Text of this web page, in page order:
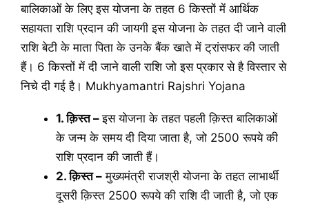
बालिकाओं के लिए इस योजना के तहत 6 किस्तों में आर्थिक
सहायता राशि प्रदान की जायगी इस योजना के तहत दी जाने वाली
राशि बेटी के माता पिता के उनके बैंक खाते में ट्रांसफर की जाती
हैं। 6 किस्तों में दी जाने वाली राशि जो इस प्रकार से है विस्तार से
निचे दी गई है। Mukhyamantri Rajshri Yojana
1. क़िस्त –इस योजना के तहत पहली क़िस्त बालिकाओं
के जन्म के समय दी दिया जाता है, जो 2500 रूपये की
राशि प्रदान की जाती हैं।
2. क़िस्त – मुख्यमंत्री राजश्री योजना के तहत लाभार्थी
दूसरी क़िस्त 2500 रूपये की राशि दी जाती है, जो एक